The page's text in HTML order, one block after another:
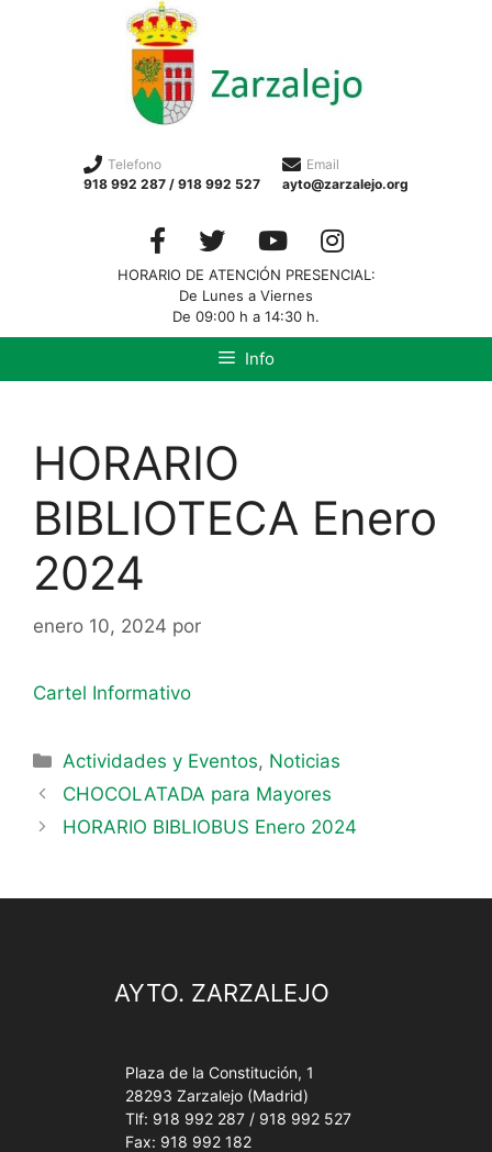
Telefono
918 992 287 / 918 992 527
Email
ayto@zarzalejo.org
HORARIO DE ATENCIÓN PRESENCIAL:
De Lunes a Viernes
De 09:00 h a 14:30 h.
Info
HORARIO
BIBLIOTECA Enero
2024
enero 10, 2024 por
Cartel Informativo
Actividades y Eventos, Noticias
CHOCOLATADA para Mayores
HORARIO BIBLIOBUS Enero 2024
AYTO. ZARZALEJO
Plaza de la Constitución, 1
28293 Zarzalejo (Madrid)
Tlf: 918 992 287 / 918 992 527
Fax: 918 992 182